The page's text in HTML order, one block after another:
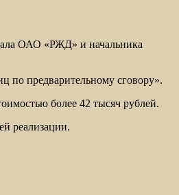
ОАО «РЖД» и начальника
по предварительному сговору».
более 42 тысяч рублей.
реализации.